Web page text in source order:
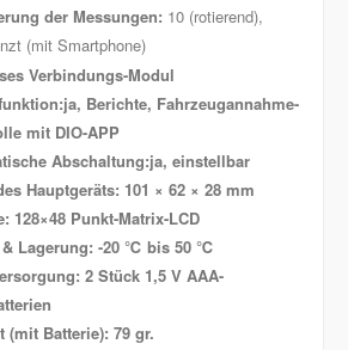
der Messungen: 10 (rotierend),
(mit Smartphone)
Verbindungs-Modul
ja, Berichte, Fahrzeugannahme-
mit DIO-APP
Abschaltung:ja, einstellbar
Hauptgeräts: 101 × 62 × 28 mm
128×48 Punkt-Matrix-LCD
Lagerung: -20 ℃ bis 50 ℃
2 Stück 1,5 V AAA-
(mit Batterie): 79 gr.